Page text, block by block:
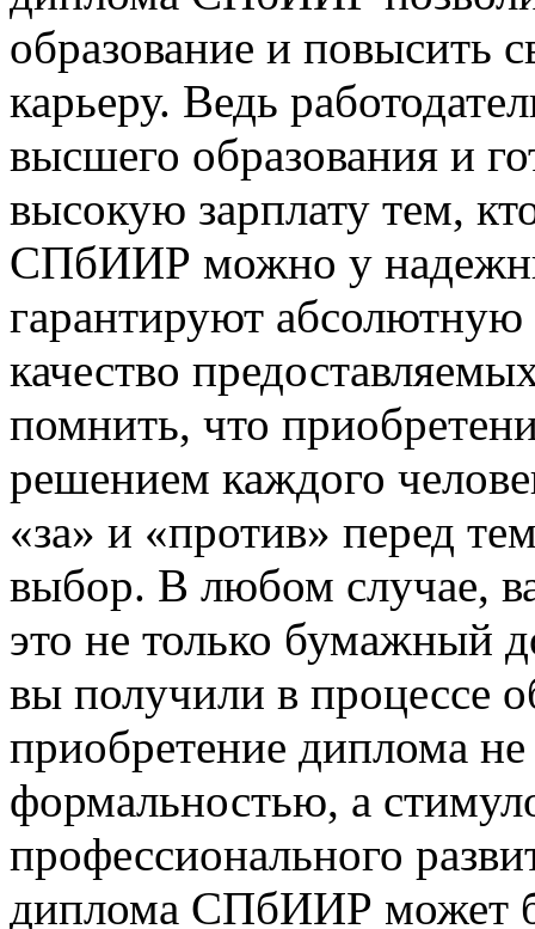
образование и
карьеру. Ведь
высшего образования и
высокую зарплату тем,
СПбИИР можно у
гарантируют
качество
помнить, что
решением каждого
«за» и «против» перед
выбор. В любом случае,
это не только бумажный
вы получили в процессе
приобретение диплома
формальностью, а
профессионального
диплома СПбИИР может